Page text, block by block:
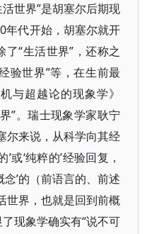
活世界”是胡塞尔后期现
年代开始，胡塞尔就开
“生活世界”，还称之
验世界”等，在生前最
与超越论的现象学》
”。瑞士现象学家耿宁
尔来说，从科学向其经
或‘纯粹的’经验回复，
’的（前语言的、前述
世界，也就是回到前概
现象学确实有“说不可